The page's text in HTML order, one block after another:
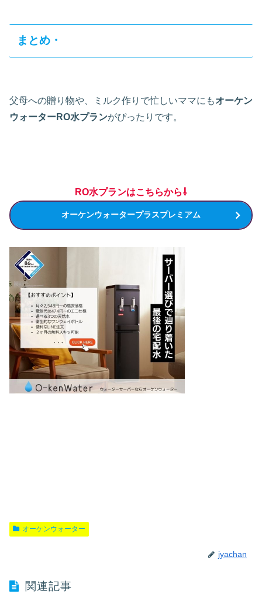
まとめ・
父母への贈り物や、ミルク作りで忙しいママにもオーケン
ウォーターRO水プランがぴったりです。
RO水プランはこちらから⇩
オーケンウォータープラスプレミアム
オーケンウォーター
jyachan
関連記事